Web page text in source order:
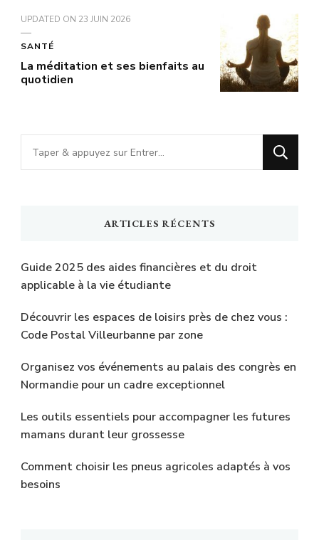
UPDATED ON 23 JUIN 2026
SANTÉ
La méditation et ses bienfaits au
quotidien
Vous
recherchiez
ARTICLES RÉCENTS
Guide 2025 des aides financières et du droit
applicable à la vie étudiante
Découvrir les espaces de loisirs près de chez vous :
Code Postal Villeurbanne par zone
Organisez vos événements au palais des congrès en
Normandie pour un cadre exceptionnel
Les outils essentiels pour accompagner les futures
mamans durant leur grossesse
Comment choisir les pneus agricoles adaptés à vos
besoins